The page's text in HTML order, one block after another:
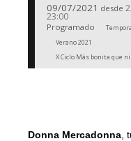
09/07/2021 desde
23:00
Programado
Verano 2021
X Ciclo Más bonita que
Donna Mercadonna ,